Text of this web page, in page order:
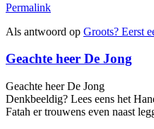
Permalink
Als antwoord op Groots? Eerst
Geachte heer De Jong
Geachte heer De Jong
Denkbeeldig? Lees eens het
Fatah er trouwens even naast